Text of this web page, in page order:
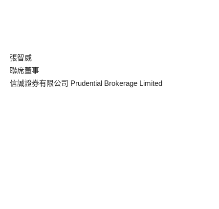
張智威
聯席董事
信誠證券有限公司 Prudential Brokerage Limited